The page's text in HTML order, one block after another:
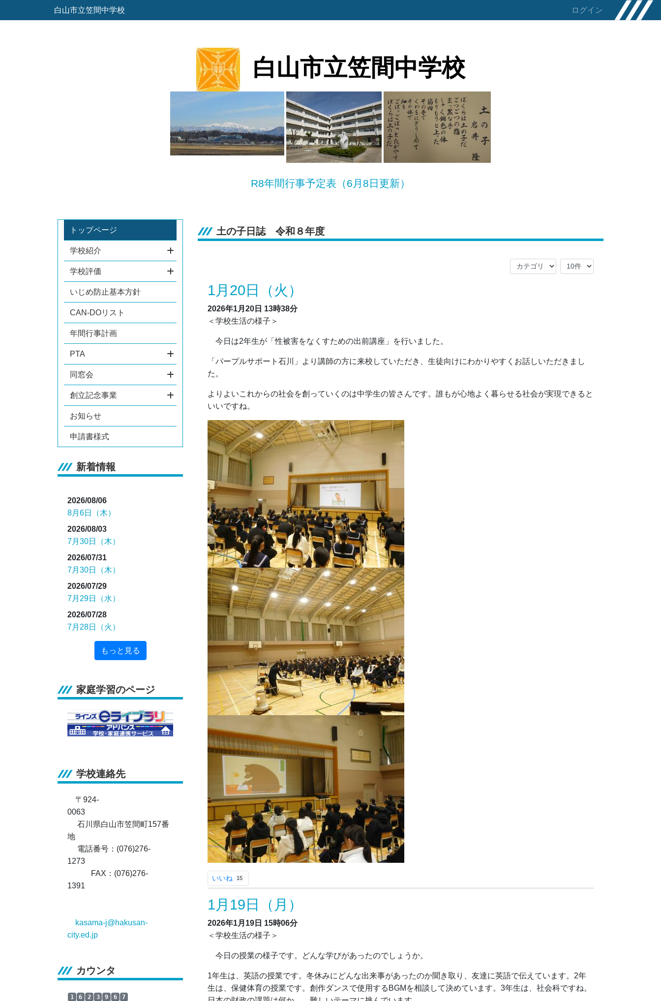
白山市立笠間中学校 ログイン
白山市立笠間中学校
R8年間行事予定表（6月8日更新）
トップページ
学校紹介
学校評価
いじめ防止基本方針
CAN-DOリスト
年間行事計画
PTA
同窓会
創立記念事業
お知らせ
申請書様式
新着情報
2026/08/06
8月6日（木）
2026/08/03
7月30日（木）
2026/07/31
7月30日（木）
2026/07/29
7月29日（水）
2026/07/28
7月28日（火）
もっと見る
家庭学習のページ
学校連絡先
〒924-
0063
石川県白山市笠間町157番
地
電話番号：(076)276-
1273
FAX：(076)276-
1391
kasama-j@hakusan-
city.ed.jp
カウンタ
1 6 2 3 9 6 7
土の子日誌 令和８年度
1月20日（火）
2026年1月20日 13時38分
＜学校生活の様子＞
今日は2年生が「性被害をなくすための出前講座」を行いました。
「パープルサポート石川」より講師の方に来校していただき、生徒向けにわかりやすくお話しいただきまし
た。
よりよいこれからの社会を創っていくのは中学生の皆さんです。誰もが心地よく暮らせる社会が実現できると
いいですね。
いいね 15
1月19日（月）
2026年1月19日 15時06分
＜学校生活の様子＞
今日の授業の様子です。どんな学びがあったのでしょうか。
1年生は、英語の授業です。冬休みにどんな出来事があったのか聞き取り、友達に英語で伝えています。2年
生は、保健体育の授業です。創作ダンスで使用するBGMを相談して決めています。3年生は、社会科ですね。